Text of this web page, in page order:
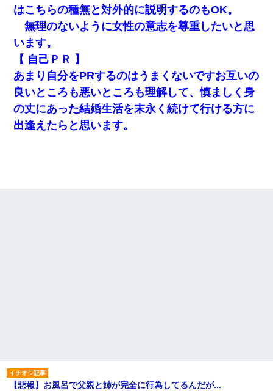
はこちらの種無と対外的に説明するのもOK。
無理のないように女性の意志を尊重したいと思
います。
【 自己ＰＲ 】
あまり自分をPRするのはうまくないですお互いの
良いところも悪いところも理解して、慎ましく身
の丈にあった結婚生活を末永く続けて行ける方に
出逢えたらと思います。
【悲報】お風呂で父親と姉が完全に行為してるんだが...